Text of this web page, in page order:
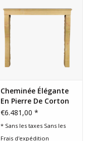
Cheminée Élégante
En Pierre De Corton
€6.481,00 *
* Sans les taxes Sans les
Frais d'expédition